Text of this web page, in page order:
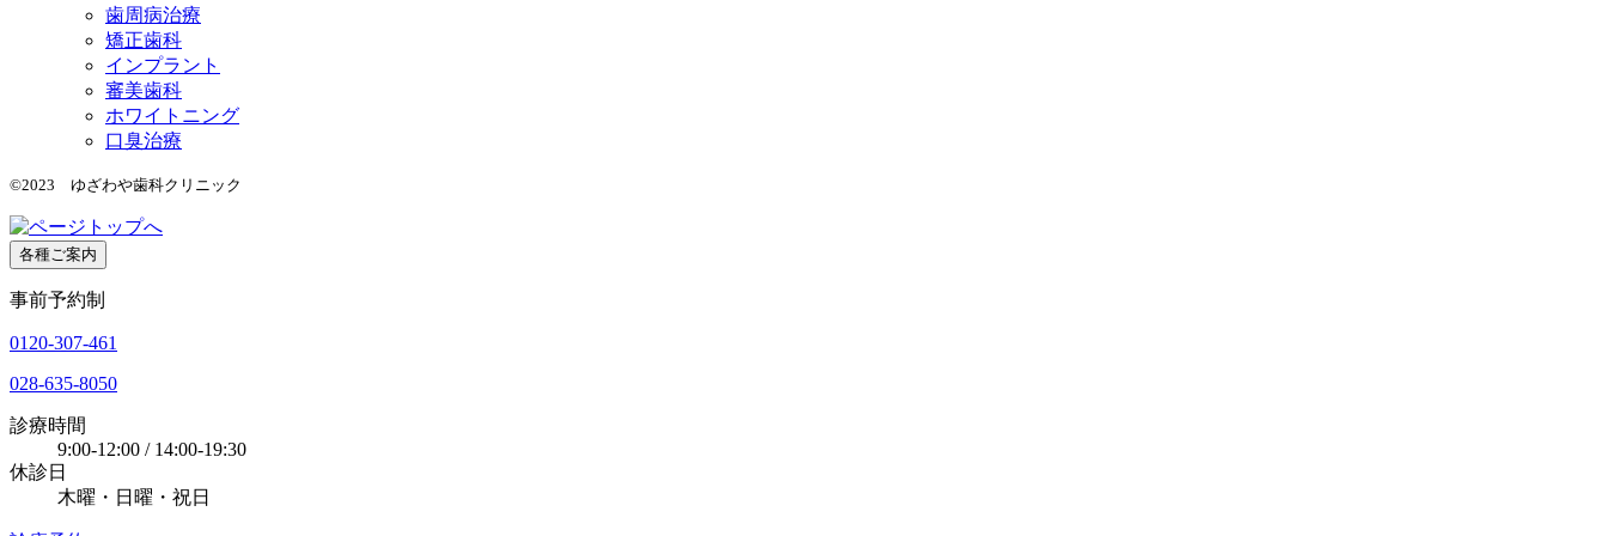
歯周病治療
矯正歯科
インプラント
審美歯科
ホワイトニング
口臭治療
©2023 ゆざわや歯科クリニック
各種ご案内
事前予約制
0120-307-461
028-635-8050
診療時間
9:00-12:00 / 14:00-19:30
休診日
木曜・日曜・祝日